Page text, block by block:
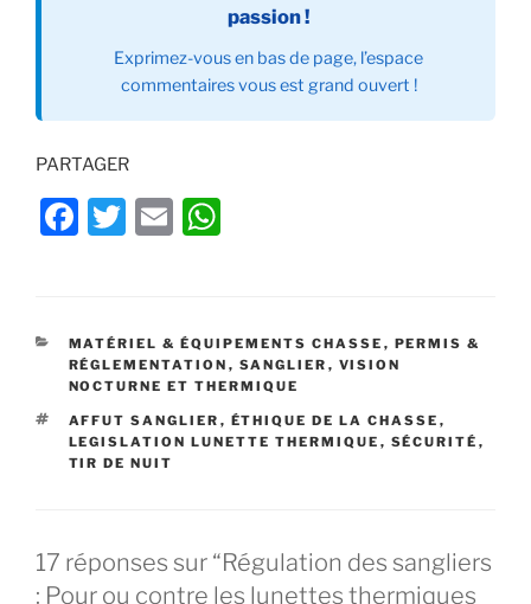
passion !
Exprimez-vous en bas de page, l’espace
commentaires vous est grand ouvert !
PARTAGER
F
e
b
o
o
k
T
er
E
l
s
A
p
p
CATÉGORIES
MATÉRIEL & ÉQUIPEMENTS CHASSE , PERMIS &
RÉGLEMENTATION , SANGLIER , VISION
NOCTURNE ET THERMIQUE
ÉTIQUETTES
AFFUT SANGLIER , ÉTHIQUE DE LA CHASSE ,
LEGISLATION LUNETTE THERMIQUE , SÉCURITÉ ,
TIR DE NUIT
17 réponses sur “Régulation des sangliers
: Pour ou contre les lunettes thermiques